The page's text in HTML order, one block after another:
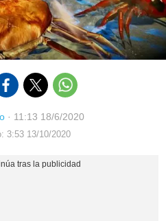
· 11:13 18/6/2020
3:53 13/10/2020